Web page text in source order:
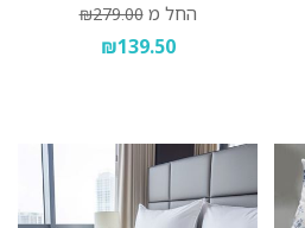
החל מ ₪279.00
₪139.50